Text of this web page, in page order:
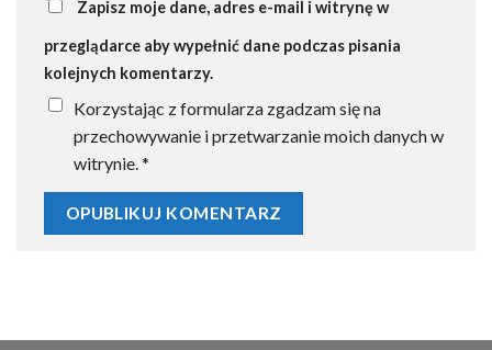
Zapisz moje dane, adres e-mail i witrynę w
przeglądarce aby wypełnić dane podczas pisania
kolejnych komentarzy.
Korzystając z formularza zgadzam się na
przechowywanie i przetwarzanie moich danych w
witrynie. *